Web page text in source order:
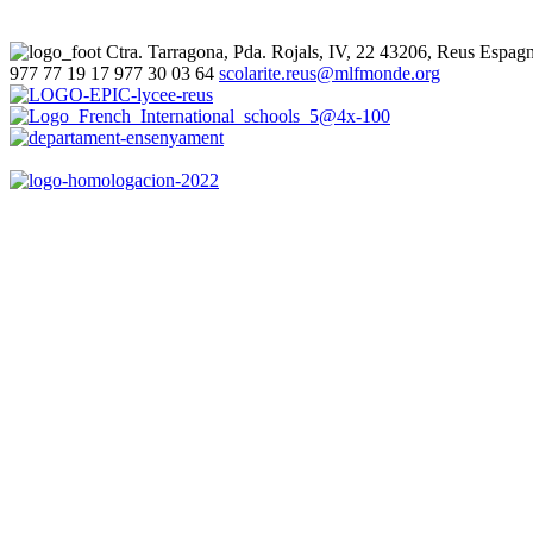
Ctra. Tarragona, Pda. Rojals, IV, 22 43206, Reus
977 77 19 17 977 30 03 64 scolarite.reus@mlfmonde.org